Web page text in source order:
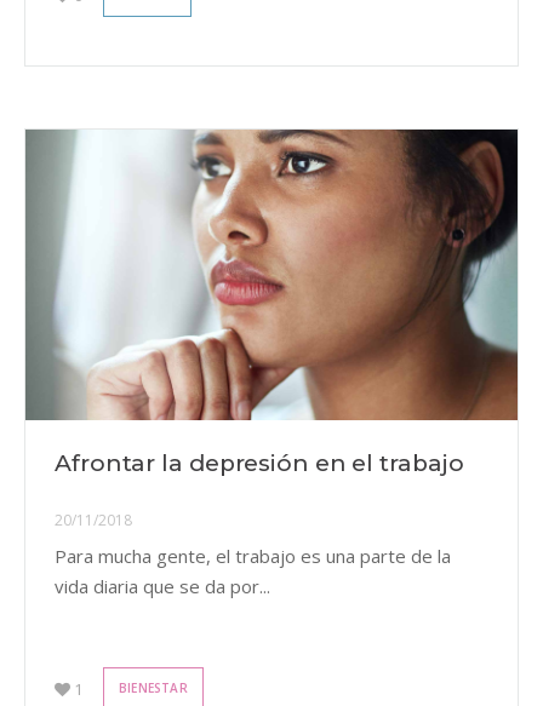
Afrontar la depresión en el trabajo
20/11/2018
Para mucha gente, el trabajo es una parte de la
vida diaria que se da por...
1 BIENESTAR